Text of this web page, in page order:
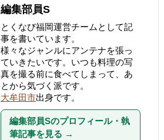
編集部員S
とくなび福岡運営チームとして記
事を書いています。
様々なジャンルにアンテナを張っ
ていきたいです。いつも料理の写
真を撮る前に食べてしまって、あ
とから気づく派です。
大牟田市出身です。
編集部員Sのプロフィール・執
筆記事を見る →